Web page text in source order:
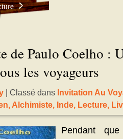
de Paulo Coelho :
les voyageurs
| Classé dans Invitation Au
, Alchimiste, Inde, Lecture,
Pendant